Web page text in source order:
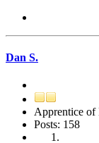
Dan S.
Apprentice of
Posts: 158